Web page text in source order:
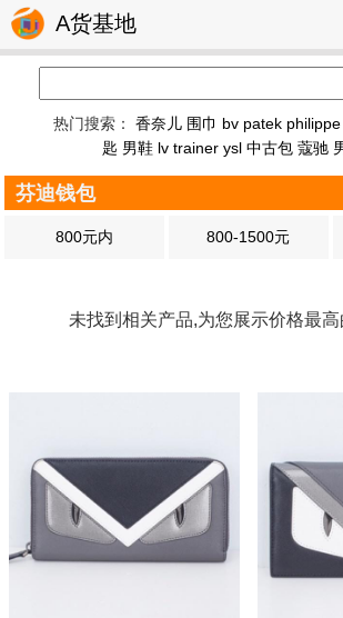
A货基地
热门搜索：香奈儿 围巾 bv patek philippe
匙 男鞋 lv trainer ysl 中古包 蔻驰
芬迪钱包
800元内 800-1500元
未找到相关产品,为您展示价格最